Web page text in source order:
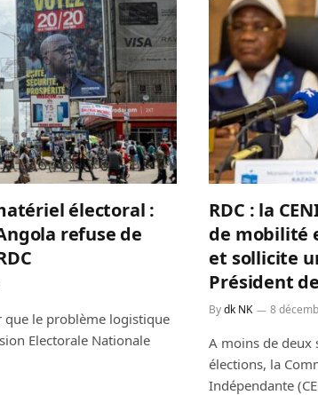
électoral :
refuse de
que le problème logistique
Electorale Nationale
RDC : la
de mobilité
et sollicite
Président
By dk NK 8
A moins de deux
élections, la
Indépendante